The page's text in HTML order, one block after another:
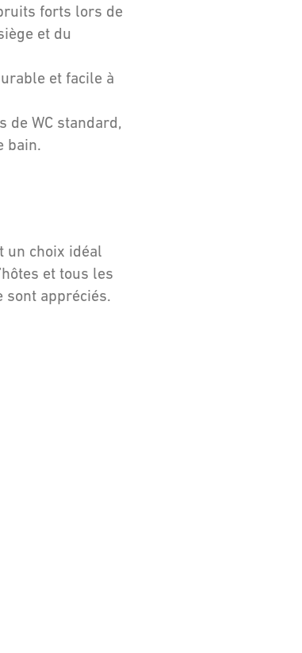
forts lors de
et du
et facile à
de WC standard,
bain.
un choix idéal
et tous les
sont appréciés.